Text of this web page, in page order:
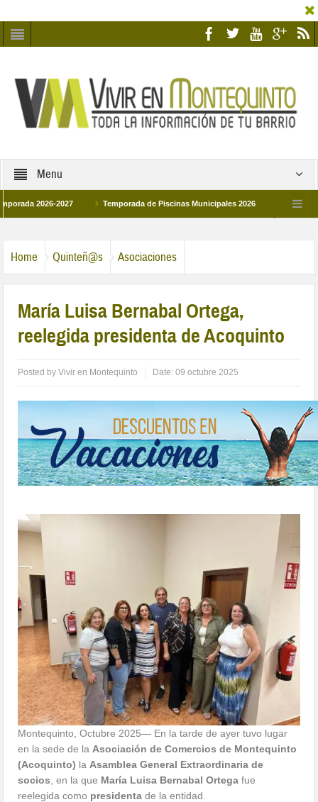
Menu
2027 Temporada de Piscinas Municipales 2026 Los Campus de
Home Quinteñ@s Asociaciones
María Luisa Bernabal Ortega,
reelegida presidenta de Acoquinto
Posted byVivir en Montequinto Date:09 octubre 2025
Montequinto, Octubre 2025— En la tarde de ayer tuvo lugar
en la sede de la Asociación de Comercios de Montequinto
(Acoquinto) la Asamblea General Extraordinaria de
socios , en la que María Luisa Bernabal Ortega fue
reelegida como presidenta de la entidad.